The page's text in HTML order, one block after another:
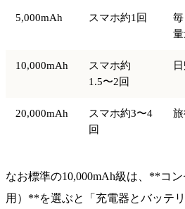
5,000mAh スマホ約1回
10,000mAh
スマホ約
1.5〜2回
20,000mAh
スマホ約3〜4
回
なお標準の10,000mAh級は、**コ
用）**を選ぶと「充電器とバッテ